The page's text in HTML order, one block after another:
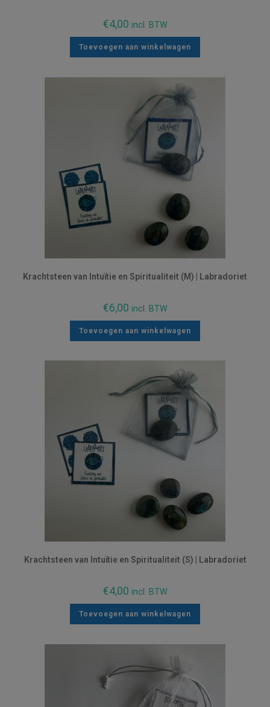
€4,00 incl. BTW
Toevoegen aan winkelwagen
Krachtsteen van Intuïtie en Spiritualiteit (M) | Labradoriet
€6,00 incl. BTW
Toevoegen aan winkelwagen
Krachtsteen van Intuïtie en Spiritualiteit (S) | Labradoriet
€4,00 incl. BTW
Toevoegen aan winkelwagen